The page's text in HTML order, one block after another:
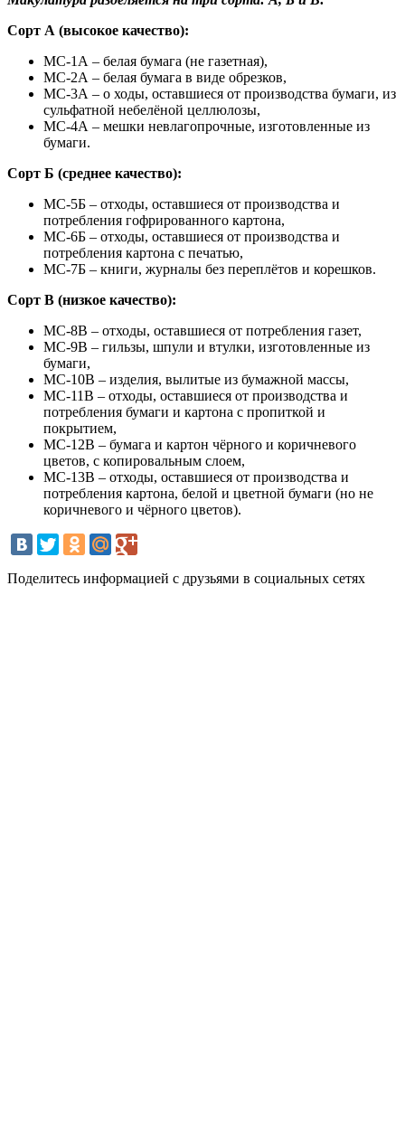
Сорт А (высокое качество):
МС-1А – белая бумага (не газетная),
МС-2А – белая бумага в виде обрезков,
МС-3А – о ходы, оставшиеся от производства бумаги, из
сульфатной небелёной целлюлозы,
МС-4А – мешки невлагопрочные, изготовленные из
бумаги.
Сорт Б (среднее качество):
МС-5Б – отходы, оставшиеся от производства и
потребления гофрированного картона,
МС-6Б – отходы, оставшиеся от производства и
потребления картона с печатью,
МС-7Б – книги, журналы без переплётов и корешков.
Сорт В (низкое качество):
МС-8В – отходы, оставшиеся от потребления газет,
МС-9В – гильзы, шпули и втулки, изготовленные из
бумаги,
МС-10В – изделия, вылитые из бумажной массы,
МС-11В – отходы, оставшиеся от производства и
потребления бумаги и картона с пропиткой и
покрытием,
МС-12В – бумага и картон чёрного и коричневого
цветов, с копировальным слоем,
МС-13В – отходы, оставшиеся от производства и
потребления картона, белой и цветной бумаги (но не
коричневого и чёрного цветов).
Поделитесь информацией с друзьями в социальных сетях